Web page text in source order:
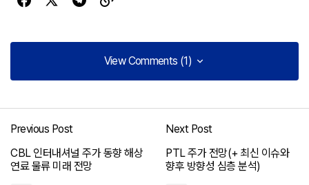
View Comments (1)
View Comments (1)
[…] 그래닛셰어즈 엔비디아 데일리 2배 롱 ETF 주가, 투자 위
험성, 그리고 효과적… […]
아이셰어즈 초단기 미국 국고채 ETF SHV 주가 전망 및 투자 전략
2025년 08월 24일 at 10:03 오전
Previous Post
CBL 인터내셔널 주가 동향 해상
연료 물류 미래 전망
Next Post
PTL 주가 전망(+ 최신 이슈와
향후 방향성 심층 분석)